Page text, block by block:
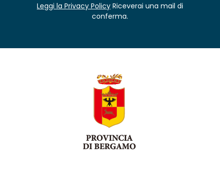
Leggi la Privacy Policy Riceverai una mail di
conferma.